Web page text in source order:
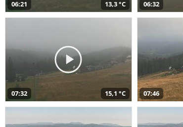
06:21 13,3 °C 06:32
07:32 15,1 °C 07:46